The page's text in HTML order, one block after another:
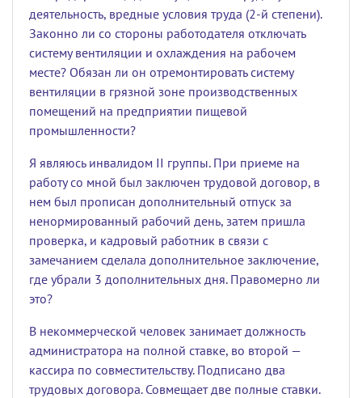
деятельность, вредные условия труда (2-й степени).
Законно ли со стороны работодателя отключать
систему вентиляции и охлаждения на рабочем
месте? Обязан ли он отремонтировать систему
вентиляции в грязной зоне производственных
помещений на предприятии пищевой
промышленности?
Я являюсь инвалидом II группы. При приеме на
работу со мной был заключен трудовой договор, в
нем был прописан дополнительный отпуск за
ненормированный рабочий день, затем пришла
проверка, и кадровый работник в связи с
замечанием сделала дополнительное заключение,
где убрали 3 дополнительных дня. Правомерно ли
это?
В некоммерческой человек занимает должность
администратора на полной ставке, во второй —
кассира по совместительству. Подписано два
трудовых договора. Совмещает две полные ставки.